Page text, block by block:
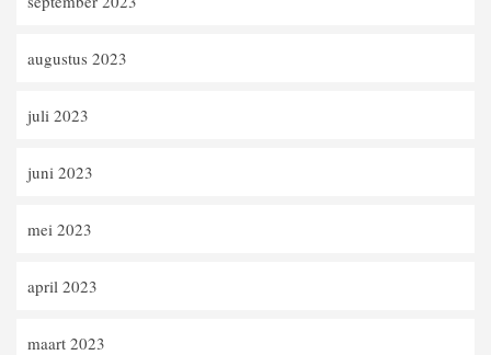
augustus 2023
juli 2023
juni 2023
mei 2023
april 2023
maart 2023